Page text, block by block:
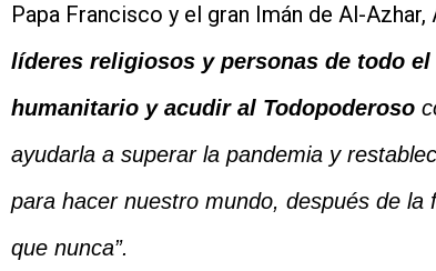
Papa Francisco y el gran Imán de Al-
líderes religiosos y personas de todo
humanitario y acudir al Todopoderoso
ayudarla a superar la pandemia y
para hacer nuestro mundo, después de
que nunca”.